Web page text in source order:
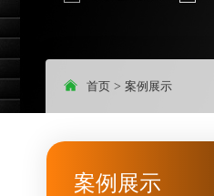
首页 > 案例展示
案例展示